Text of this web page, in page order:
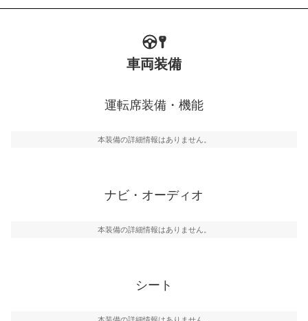
車両装備
運転席装備・機能
本装備の詳細情報はありません。
ナビ・オーディオ
本装備の詳細情報はありません。
シート
本装備の詳細情報はありません。